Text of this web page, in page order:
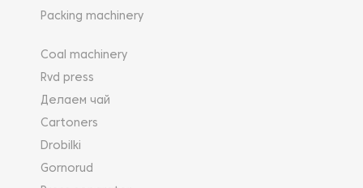
Packing machinery
Coal machinery
Rvd press
Делаем чай
Cartoners
Drobilki
Gornorud